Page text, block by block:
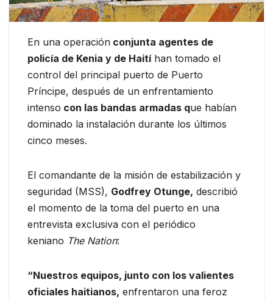
En una operación conjunta agentes de
policía de Kenia y de Haitíhan tomado el
control del principal puerto de Puerto
Príncipe, después de un enfrentamiento
intenso con las bandas armadas que habían
dominado la instalación durante los últimos
cinco meses.
El comandante de la misión de estabilización y
seguridad (MSS), Godfrey Otunge, describió
el momento de la toma del puerto en una
entrevista exclusiva con el periódico
keniano The Nation:
“Nuestros equipos, junto con los valientes
oficiales haitianos, enfrentaron una feroz